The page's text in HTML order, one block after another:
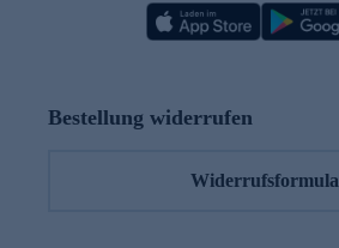
Bestellung widerrufen